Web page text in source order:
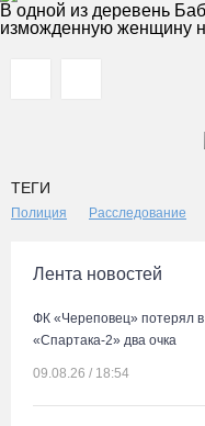
В одной из деревень
изможденную женщину
ТЕГИ
Полиция Расследование
Лента новостей
ФК «Череповец» потерял
«Спартака-2» два очка
09.08.26 / 18:54